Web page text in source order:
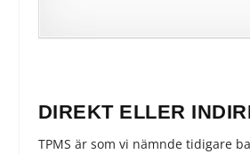
DIREKT ELLER
TPMS är som vi nämnde tidigare